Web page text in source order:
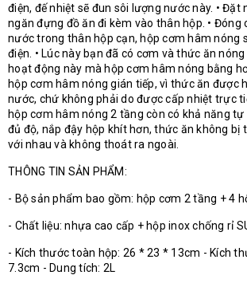
điện, đế nhiệt sẽ đun sôi lượng nước này. • Đặt
ngăn đựng đồ ăn đi kèm vào thân hộp. • Đóng
nước trong thân hộp cạn, hộp cơm hâm nóng
điện. • Lúc này bạn đã có cơm và thức ăn
hoạt động này mà hộp cơm hâm nóng bằng
hộp cơm hâm nóng gián tiếp, vì thức ăn được
nước, chứ không phải do được cấp nhiệt trực
hộp cơm hâm nóng 2 tầng còn có khả năng
đủ độ, nắp đậy hộp khít hơn, thức ăn không bị
với nhau và không thoát ra ngoài.
THÔNG TIN SẢN PHẨM:
- Bộ sản phẩm bao gồm: hộp cơm 2 tầng + 4
- Chất liệu: nhựa cao cấp + hộp inox chống rỉ
- Kích thước toàn hộp: 26 * 23 * 13cm - Kích
7.3cm - Dung tích: 2L